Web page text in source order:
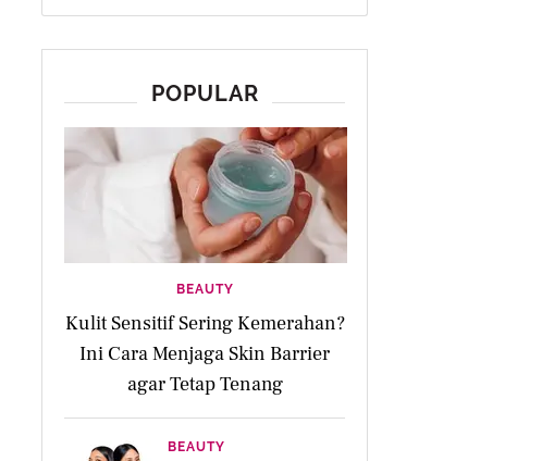
POPULAR
BEAUTY
Kulit Sensitif Sering Kemerahan?
Ini Cara Menjaga Skin Barrier
agar Tetap Tenang
BEAUTY